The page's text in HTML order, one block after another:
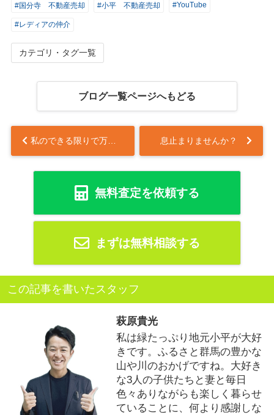
#国分寺 不動産売却 #小平 不動産売却 #YouTube
#レディアの仲介
カテゴリ・タグ一覧
ブログ一覧ページへもどる
私のできる限りで万全を尽くしたい... 息止まりませんか？
無料査定を依頼する
まずは無料相談する
この記事を書いたスタッフ
萩原貴光
私は緑たっぷり地元小平が大好
きです。ふるさと群馬の豊かな
山や川のおかげですね。大好き
な3人の子供たちと妻と毎日
色々ありながらも楽しく暮らせ
ていることに、何より感謝しな